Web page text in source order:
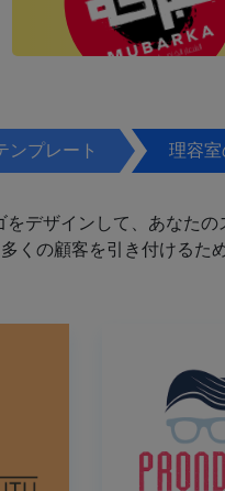
ンプレート 理容
をデザインして、あなた
くの顧客を引き付けるた